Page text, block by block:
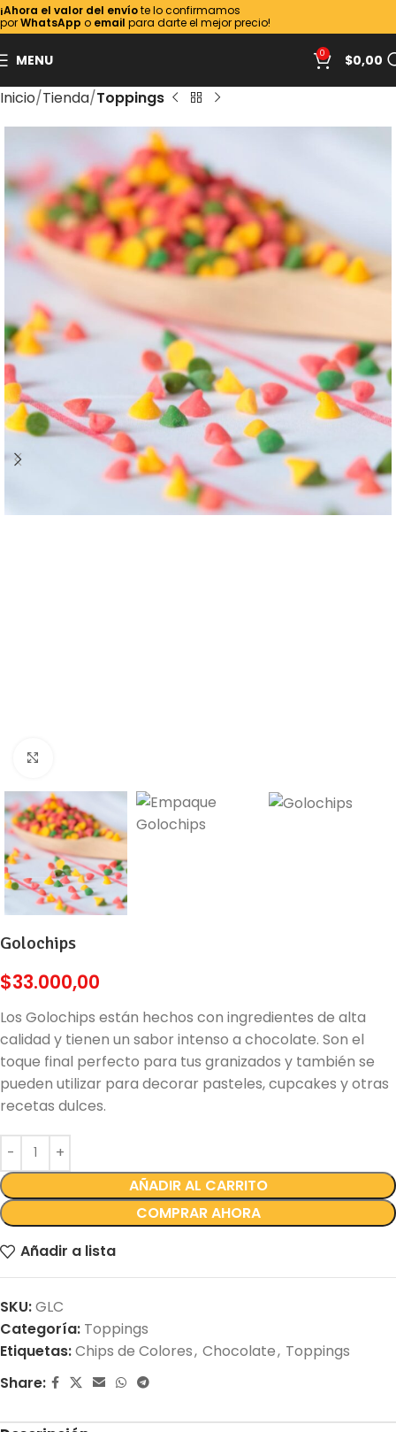
¡Ahora el valor del envíote lo confirmamos
porWhatsApp o email para darte el mejor precio!
MENU 0 $0,00
Inicio Tienda Toppings
Golochips
$33.000,00
Los Golochips están hechos con ingredientes de alta
calidad y tienen un sabor intenso a chocolate. Son el
toque final perfecto para tus granizados y también se
pueden utilizar para decorar pasteles, cupcakes y otras
recetas dulces.
AÑADIR AL CARRITO
COMPRAR AHORA
Añadir a lista
SKU:GLC
Categoría: Toppings
Etiquetas:Chips de Colores, Chocolate, Toppings
Share: